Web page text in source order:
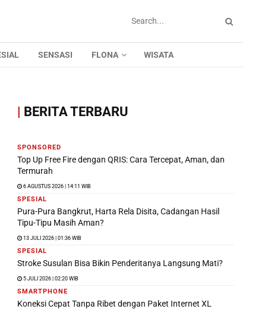
SENSASI FLONA WISATA
| BERITA TERBARU
SPONSORED
Top Up Free Fire dengan QRIS: Cara Tercepat, Aman, dan
Termurah
6 AGUSTUS 2026 | 14:11 WIB
SPESIAL
Pura-Pura Bangkrut, Harta Rela Disita, Cadangan Hasil
Tipu-Tipu Masih Aman?
13 JULI 2026 | 01:36 WIB
SPESIAL
Stroke Susulan Bisa Bikin Penderitanya Langsung Mati?
5 JULI 2026 | 02:20 WIB
SMARTPHONE
Koneksi Cepat Tanpa Ribet dengan Paket Internet XL